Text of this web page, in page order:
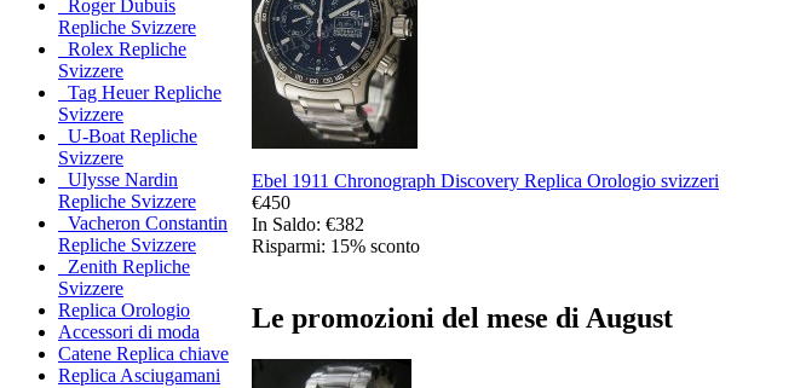
Roger Dubuis
Repliche Svizzere
Rolex Repliche
Svizzere
Tag Heuer Repliche
Svizzere
U-Boat Repliche
Svizzere
Ulysse Nardin
Repliche Svizzere
Vacheron Constantin
Repliche Svizzere
Zenith Repliche
Svizzere
Replica Orologio
Accessori di moda
Catene Replica chiave
Replica Asciugamani
Ebel 1911 Chronograph Discovery Replica Orologio svizzeri
€450
In Saldo: €382
Risparmi: 15% sconto
Le promozioni del mese di August